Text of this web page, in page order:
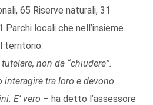
65 Riserve naturali, 31
Parchi locali che nell’insieme
territorio.
non da “chiudere”.
interagire tra loro e devono
E’ vero – ha detto l’assessore